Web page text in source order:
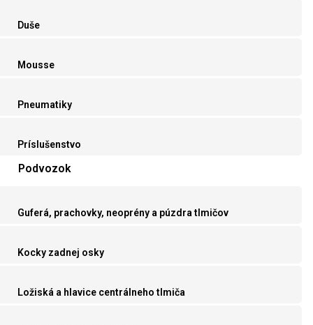
Duše
Mousse
Pneumatiky
Príslušenstvo
Podvozok
Guferá, prachovky, neoprény a púzdra tlmičov
Kocky zadnej osky
Ložiská a hlavice centrálneho tlmiča